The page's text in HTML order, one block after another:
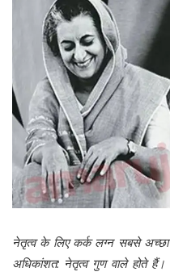
नेतृत्व के लिए कर्क लग्न सबसे
अधिकांशत: नेतृत्व गुण वाले होते हैं।